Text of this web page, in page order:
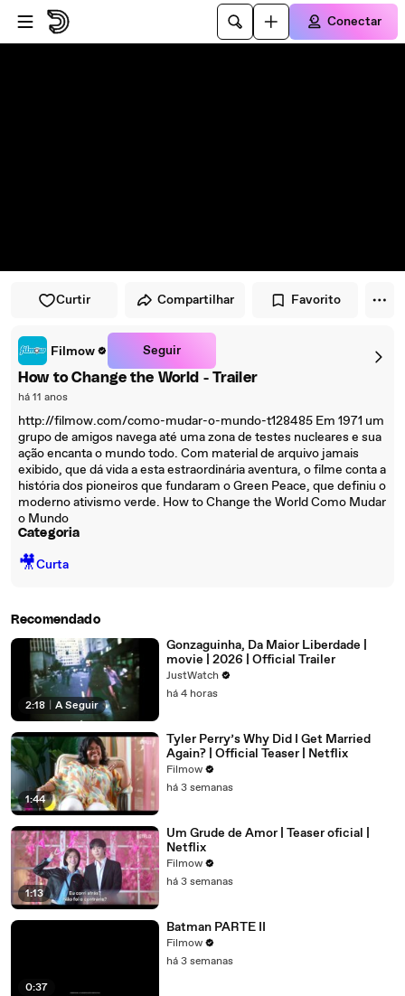
Pular para o player
Ir para o conteúdo principal
Conectar
Curtir Compartilhar Favorito
Filmow Seguir
How to Change the World - Trailer
há 11 anos
http://filmow.com/como-mudar-o-mundo-t128485 Em 1971 um
grupo de amigos navega até uma zona de testes nucleares e sua
ação encanta o mundo todo. Com material de arquivo jamais
exibido, que dá vida a esta estraordinária aventura, o filme conta a
história dos pioneiros que fundaram o Green Peace, que definiu o
moderno ativismo verde. How to Change the World Como Mudar
o Mundo
Categoria
🎥Curta
Recomendado
2:18 A Seguir
Gonzaguinha, Da Maior Liberdade |
movie | 2026 | Official Trailer
JustWatch
há 4 horas
1:44
Tyler Perry’s Why Did I Get Married
Again? | Official Teaser | Netflix
Filmow
há 3 semanas
1:13
Um Grude de Amor | Teaser oficial |
Netflix
Filmow
há 3 semanas
0:37
Batman PARTE II
Filmow
há 3 semanas